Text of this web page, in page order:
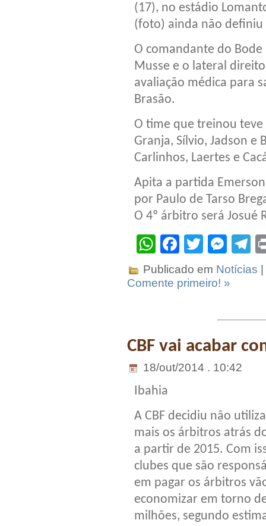
(17), no estádio
(foto) ainda não
O comandante do
Musse e o lateral
avaliação médica para
Brasão.
O time que treinou teve
Granja, Sílvio, Jadson e
Carlinhos, Laertes e
Apita a partida
por Paulo de Tarso
O 4º árbitro será Josué
WhatsApp
Facebook
Twitter
Publicado em Notícias
Comente primeiro! »
CBF vai acabar
18/out/2014 . 10:42
Ibahia
A CBF decidiu não
mais os árbitros atrás
a partir de 2015. Com
clubes que são
em pagar os árbitros
economizar em torno
milhões, segundo